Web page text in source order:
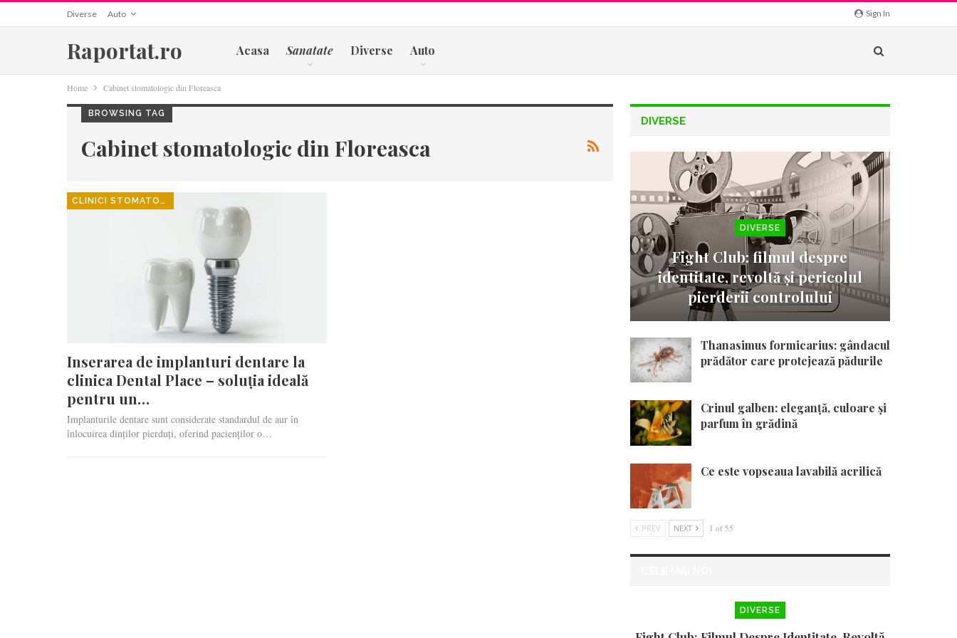
Sign In
Diverse Auto
Raportat.ro Acasa Sanatate Diverse Auto
Home Cabinet stomatologic din Floreasca
BROWSING TAG
Cabinet stomatologic din Floreasca
CLINICI STOMATOLOGICE
Inserarea de implanturi dentare la
clinica Dental Place – soluția ideală
pentru un…
Implanturile dentare sunt considerate standardul de aur în
înlocuirea dinților pierduți, oferind pacienților o…
DIVERSE
DIVERSE
Fight Club: filmul despre
identitate, revoltă și pericolul
pierderii controlului
Thanasimus formicarius: gândacul
prădător care protejează pădurile
Crinul galben: eleganță, culoare și
parfum în grădină
Ce este vopseaua lavabilă acrilică
PREV NEXT 1 of 55
DIVERSE